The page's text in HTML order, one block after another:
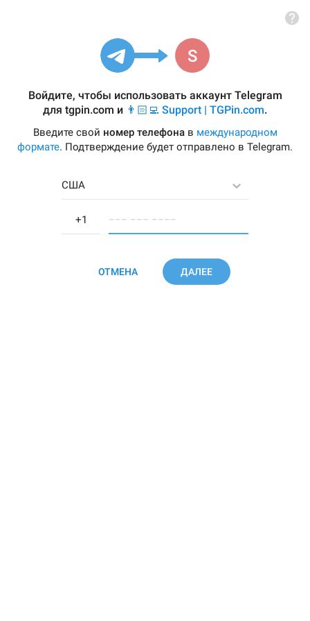
Войдите, чтобы использовать аккаунт Telegram
для tgpin.com и 👨🏻‍💻 Support | TGPin.com.
Введите свой номер телефонав международном
формате. Подтверждение будет отправлено в Telegram.
США
−−− −−− −−−−
ОТМЕНА ДАЛЕЕ